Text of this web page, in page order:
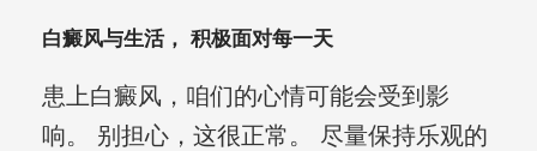
白癜风与生活， 积极面对每一天
患上白癜风，咱们的心情可能会受到影
响。 别担心，这很正常。 尽量保持乐观的